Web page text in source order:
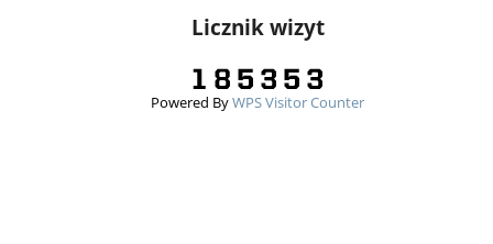
Licznik wizyt
Powered ByWPS Visitor Counter